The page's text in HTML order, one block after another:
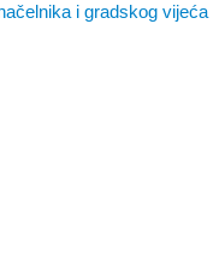
i gradskog vijeća